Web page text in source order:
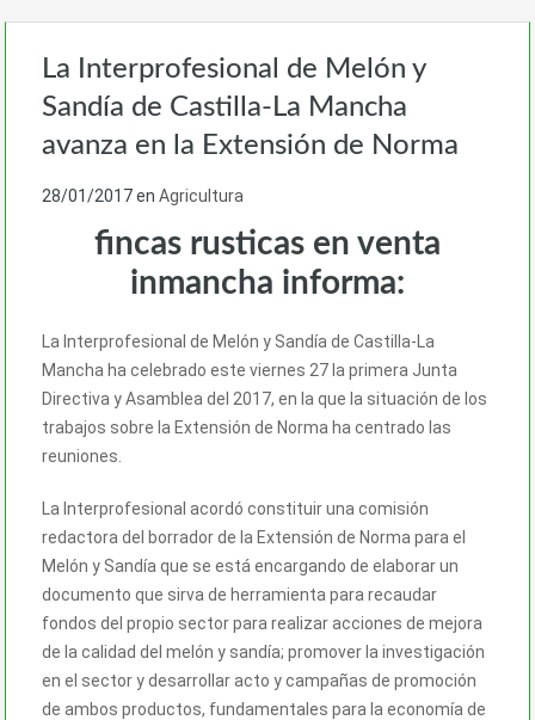
La Interprofesional de Melón y
Sandía de Castilla-La Mancha
avanza en la Extensión de Norma
28/01/2017en Agricultura
fincas rusticas en venta
inmancha informa:
La Interprofesional de Melón y Sandía de Castilla-La
Mancha ha celebrado este viernes 27 la primera Junta
Directiva y Asamblea del 2017, en la que la situación de los
trabajos sobre la Extensión de Norma ha centrado las
reuniones.
La Interprofesional acordó constituir una comisión
redactora del borrador de la Extensión de Norma para el
Melón y Sandía que se está encargando de elaborar un
documento que sirva de herramienta para recaudar
fondos del propio sector para realizar acciones de mejora
de la calidad del melón y sandía; promover la investigación
en el sector y desarrollar acto y campañas de promoción
de ambos productos, fundamentales para la economía de